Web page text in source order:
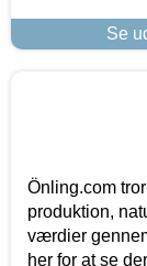
Se
Önling.com
produktion,
værdier
her for at se